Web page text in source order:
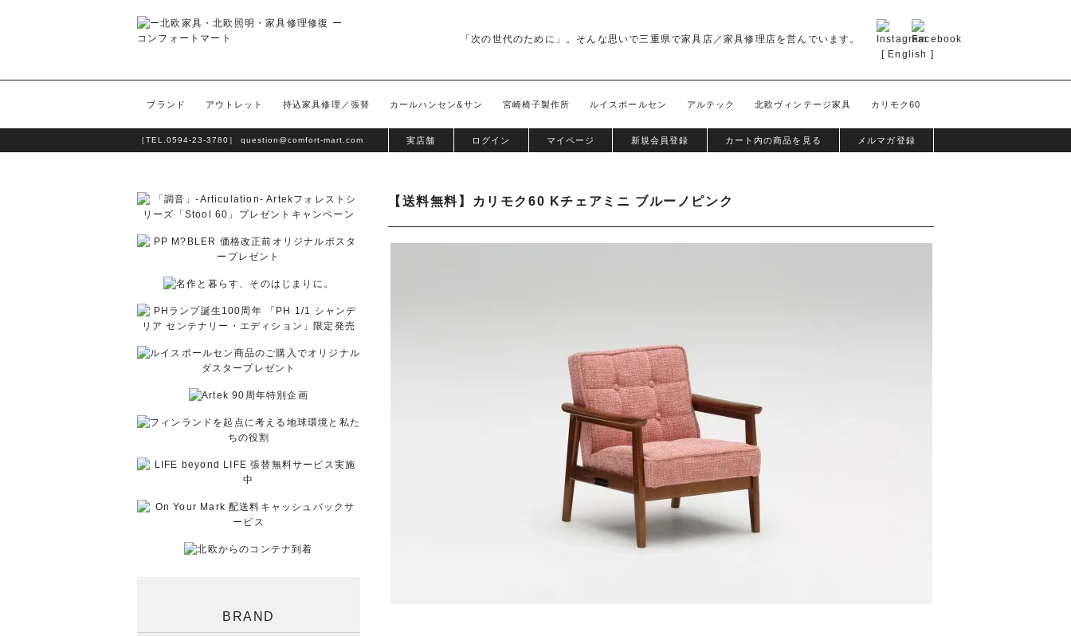
「次の世代のために」。そんな思いで三重県で家具店／家具修理店を営んでいます。
[ English ]
ブランド アウトレット 持込家具修理／張替 カールハンセン&サン 宮崎椅子製作所 ルイスポールセン アルテック 北欧ヴィンテージ家具 カリモク60
［TEL. 0594-23-3780］ question@comfort-mart.com 実店舗 ログイン マイページ 新規会員登録 カート内の商品を見る メルマガ登録
【送料無料】カリモク60 Kチェアミニ ブルーノピンク
BRAND